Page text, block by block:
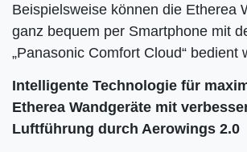
Beispielsweise können die Etherea
ganz bequem per Smartphone mit
„Panasonic Comfort Cloud“ bedient
Intelligente Technologie für
Etherea Wandgeräte mit
Luftführung durch Aerowings 2.0